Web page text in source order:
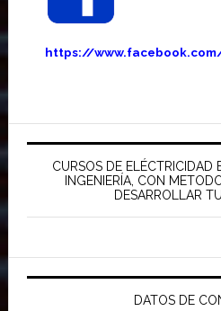
https://
Barra
lateral
principal
CURSOS DE ELÉCTRICIDAD
INGENIERÍA, CON
DESARROLLAR
DATOS DE